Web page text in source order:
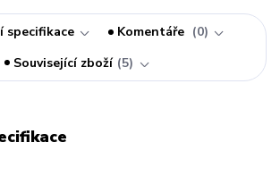
specifikace Komentáře
0
Související zboží 5